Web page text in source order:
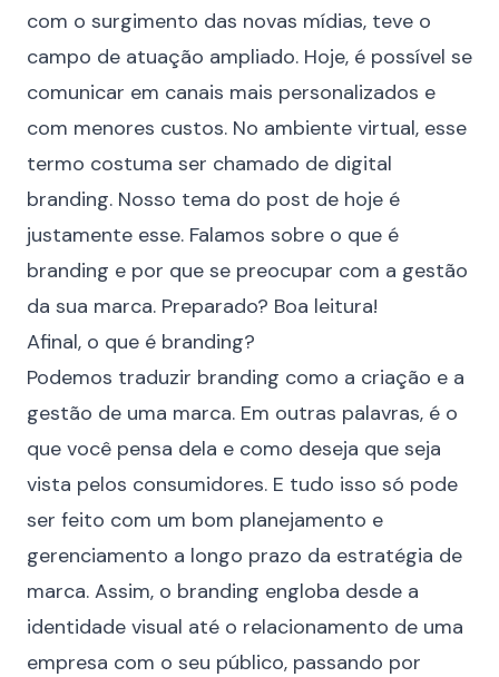
com o surgimento das novas mídias, teve o
campo de atuação ampliado. Hoje, é possível se
comunicar em canais mais personalizados e
com menores custos. No ambiente virtual, esse
termo costuma ser chamado de digital
branding. Nosso tema do post de hoje é
justamente esse. Falamos sobre o que é
branding e por que se preocupar com a gestão
da sua marca. Preparado? Boa leitura!
Afinal, o que é branding?
Podemos traduzir branding como a criação e a
gestão de uma marca. Em outras palavras, é o
que você pensa dela e como deseja que seja
vista pelos consumidores. E tudo isso só pode
ser feito com um bom planejamento e
gerenciamento a longo prazo da estratégia de
marca. Assim, o branding engloba desde a
identidade visual até o relacionamento de uma
empresa com o seu público, passando por